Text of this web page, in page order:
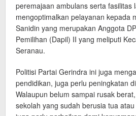
peremajaan ambulans serta fasilitas
mengoptimalkan pelayanan kepada
Sanidin yang merupakan Anggota
Pemilihan (Dapil) II yang meliputi
Seranau.
Politisi Partai Gerindra ini juga
pendidikan, juga perlu peningkatan
Walaupun belum sampai rusak
sekolah yang sudah berusia tua